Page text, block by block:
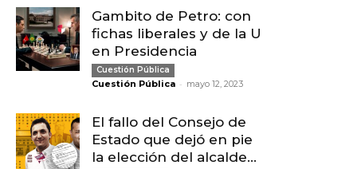
Gambito de Petro: con
fichas liberales y de la U
en Presidencia
Cuestión Pública
Cuestión Pública - mayo 12, 2023
El fallo del Consejo de
Estado que dejó en pie
la elección del alcalde...